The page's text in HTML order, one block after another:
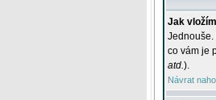
Jak
Jednouše.
co vám je
atd.).
Návrat